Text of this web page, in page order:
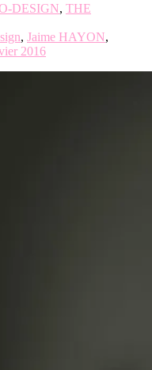
DESIGN, THE
, Jaime HAYON,
2016